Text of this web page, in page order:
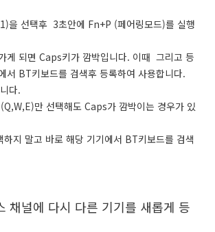
을 선택후 3초안에 Fn+P (페어링모드)를 실행
게 되면 Caps키가 깜박입니다. 이때 그리고 등
서 BT키보드를 검색후 등록하여 사용합니다.
다.
만 선택해도 Caps가 깜박이는 경우가 있
지 말고 바로 해당 기기에서 BT키보드를 검색
채널에 다시 다른 기기를 새롭게 등